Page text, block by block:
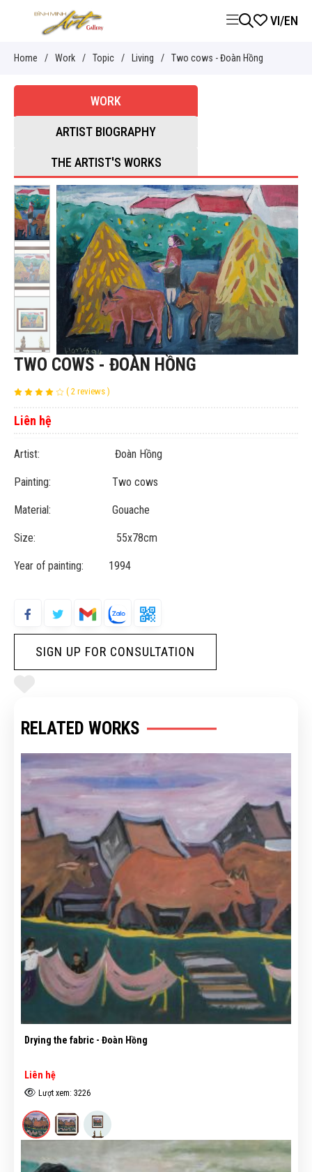
VI/EN
Home / Work / Topic / Living / Two cows - Đoàn Hồng
WORK
ARTIST BIOGRAPHY
THE ARTIST'S WORKS
TWO COWS - ĐOÀN HỒNG
( 2 reviews )
Liên hệ
Artist: Đoàn Hồng
Painting: Two cows
Material: Gouache
Size: 55x78cm
Year of painting: 1994
SIGN UP FOR CONSULTATION
RELATED WORKS
Drying the fabric - Đoàn Hồng
Liên hệ
Lượt xem: 3226